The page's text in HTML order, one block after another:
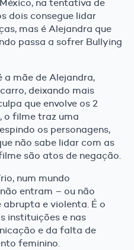
na tentativa de
dois consegue lidar
mas é Alejandra que
passa a sofrer Bullying
a mãe de Alejandra,
deixando mais
que envolve os 2
o filme traz uma
os personagens,
não sabe lidar com as
são atos de negação.
num mundo
entram – ou não
abrupta e violenta. É o
instituições e nas
e da falta de
feminino.